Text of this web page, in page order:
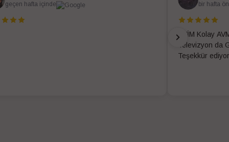
geçen hafta içinde bir hafta
EVİM Kolay
Televizyon da
Teşekkür